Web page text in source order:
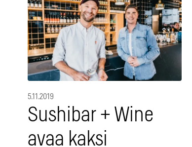
5.11.2019
Sushibar + Wine
avaa kaksi